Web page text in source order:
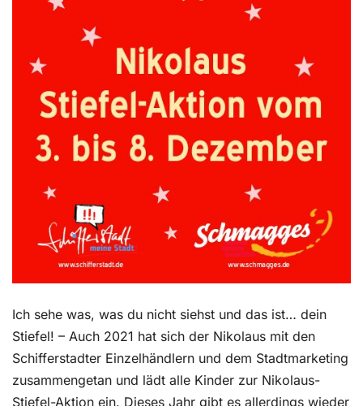
Ich sehe was, was du nicht siehst und das ist… dein
Stiefel! – Auch 2021 hat sich der Nikolaus mit den
Schifferstadter Einzelhändlern und dem Stadtmarketing
zusammengetan und lädt alle Kinder zur Nikolaus-
Stiefel-Aktion ein. Dieses Jahr gibt es allerdings wieder